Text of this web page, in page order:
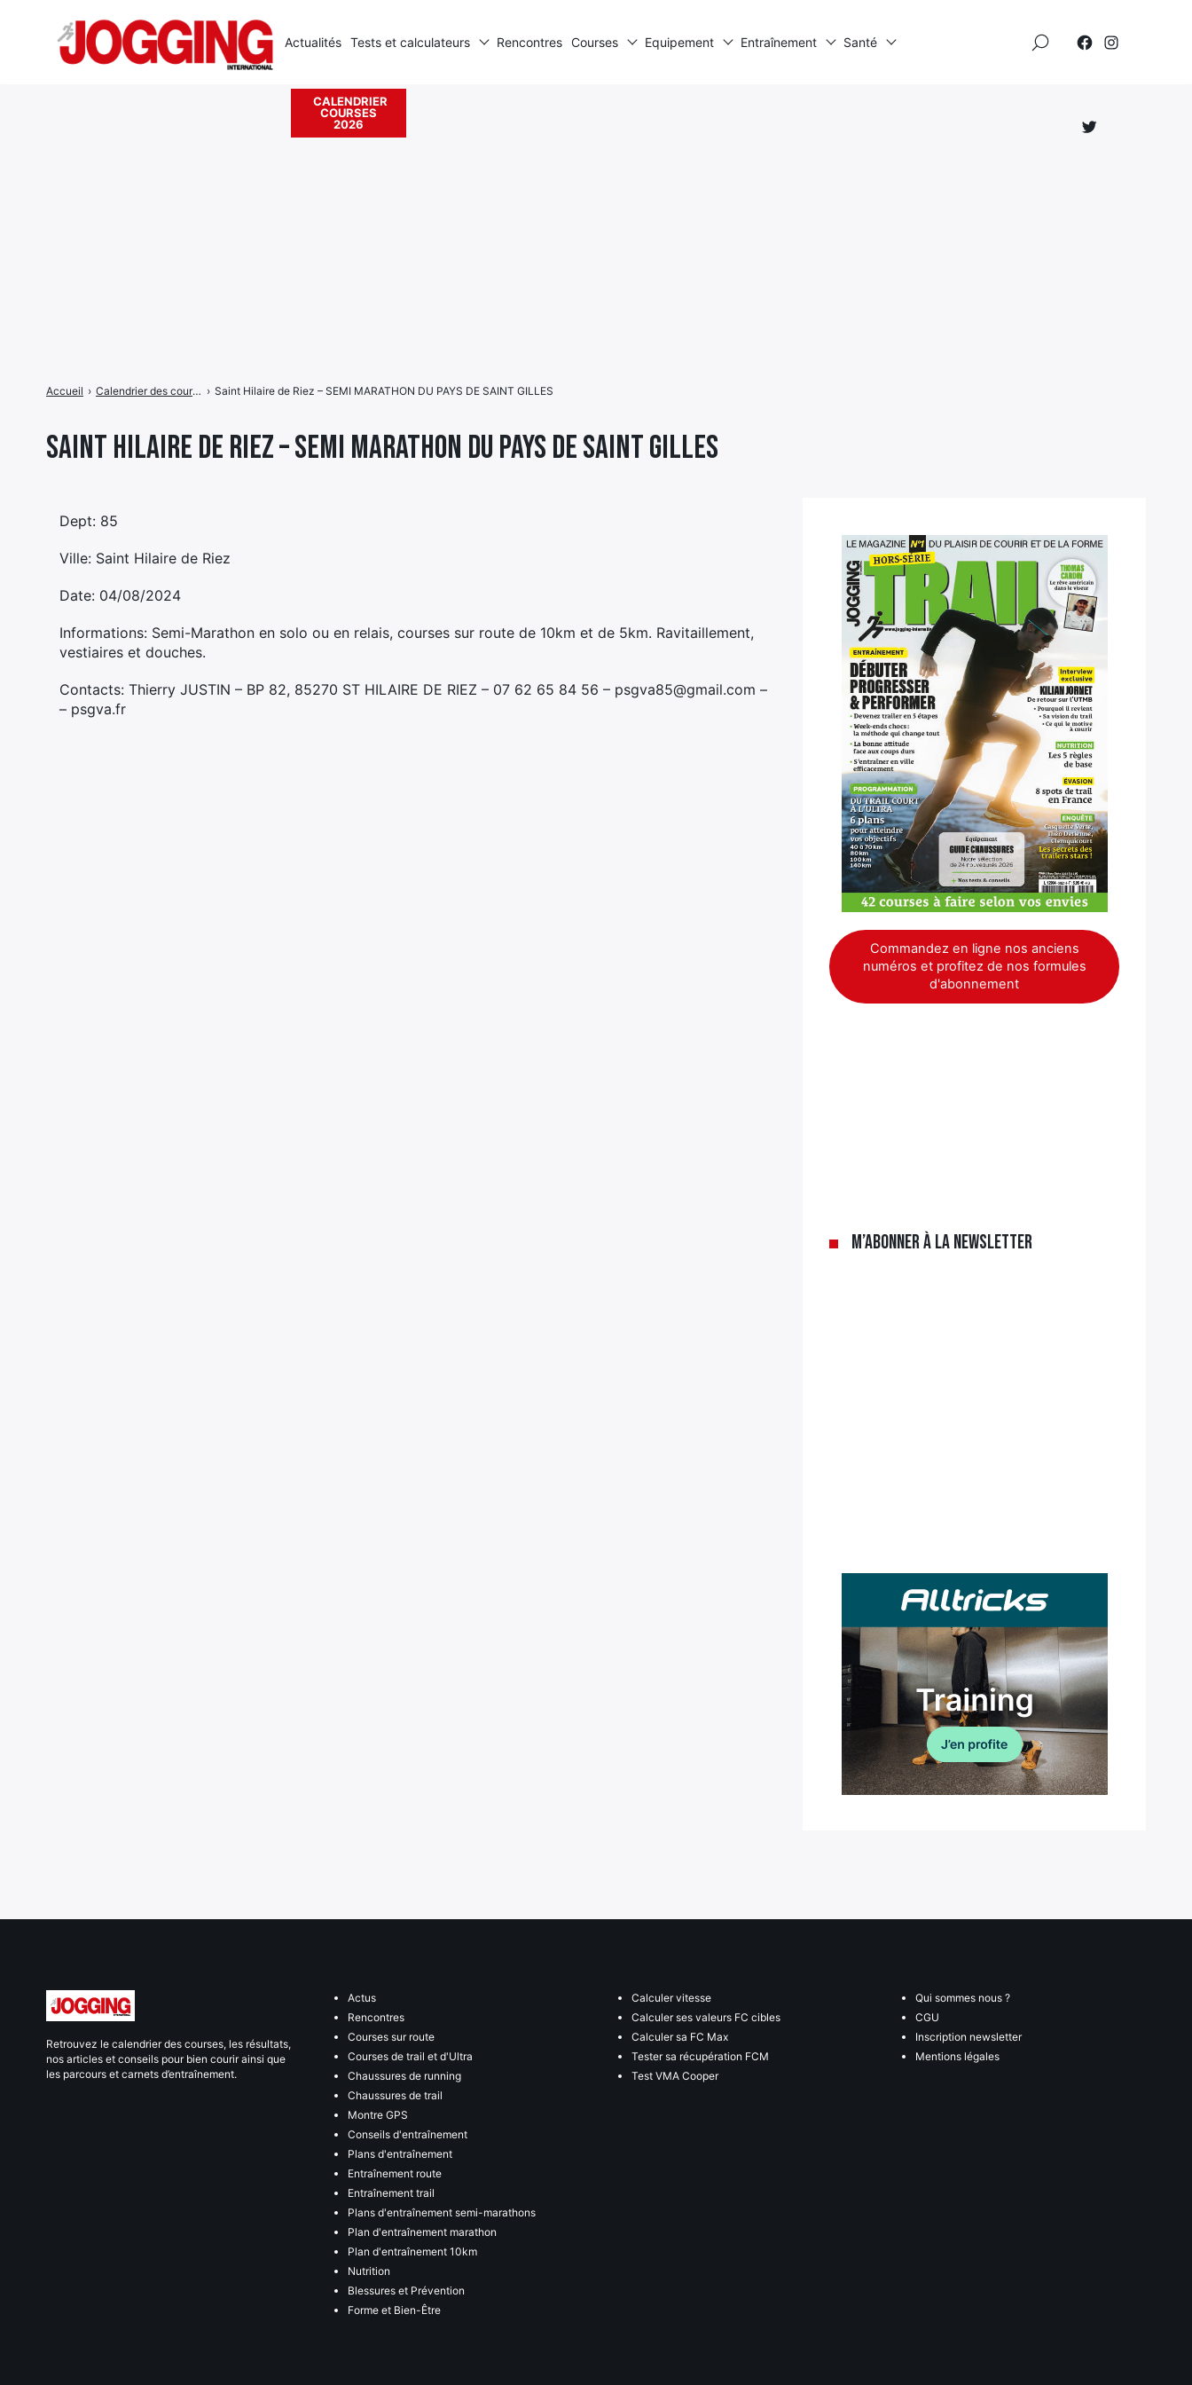
Saint Hilaire de Riez – SEMI MARATHON DU PAYS DE SAINT GILLES
Accueil › Calendrier des courses › Saint Hilaire de Riez – SEMI MARATHON DU PAYS DE SAINT GILLES
Dept: 85
Ville: Saint Hilaire de Riez
Date: 04/08/2024
Informations: Semi-Marathon en solo ou en relais, courses sur route de 10km et de 5km. Ravitaillement,
vestiaires et douches.
Contacts: Thierry JUSTIN – BP 82, 85270 ST HILAIRE DE RIEZ – 07 62 65 84 56 – psgva85@gmail.com –
– psgva.fr
Commandez en ligne nos anciens
numéros et profitez de nos formules
d'abonnement
M’abonner à la newsletter
Actualités Tests et calculateurs Rencontres Courses Equipement Entraînement Santé
CALENDRIER
COURSES
2026
Élément
Retrouvez le calendrier des courses, les résultats,
nos articles et conseils pour bien courir ainsi que
les parcours et carnets d’entraînement.
Actus
Rencontres
Courses sur route
Courses de trail et d'Ultra
Chaussures de running
Chaussures de trail
Montre GPS
Conseils d'entraînement
Plans d'entraînement
Entraînement route
Entraînement trail
Plans d'entraînement semi-marathons
Plan d'entraînement marathon
Plan d'entraînement 10km
Nutrition
Blessures et Prévention
Forme et Bien-Être
Calculer vitesse
Calculer ses valeurs FC cibles
Calculer sa FC Max
Tester sa récupération FCM
Test VMA Cooper
Qui sommes nous ?
CGU
Inscription newsletter
Mentions légales
Rechercher